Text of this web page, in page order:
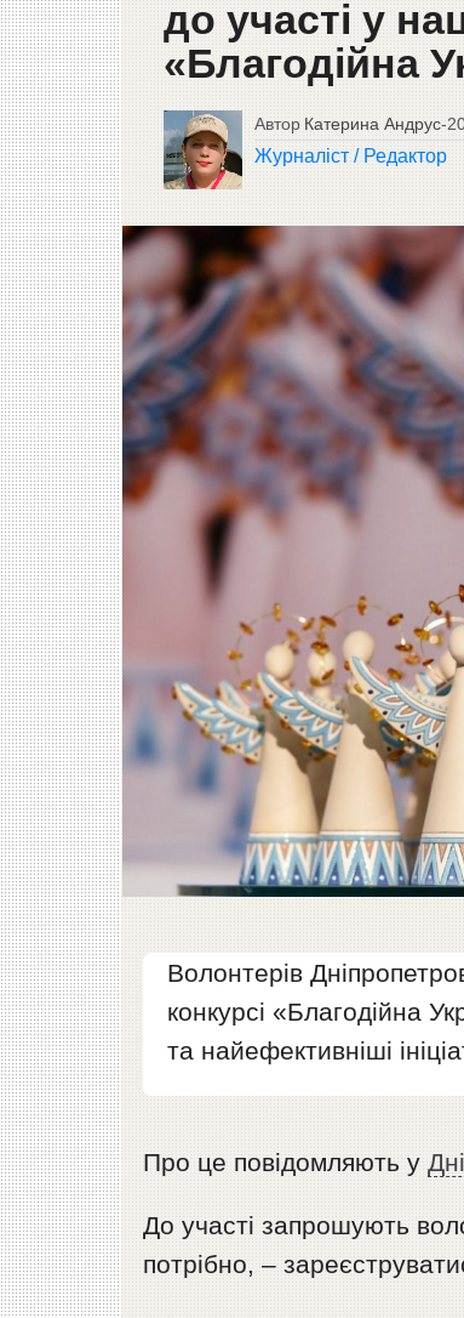
до участі у
«Благодійна
Автор Катерина Андрус-
Журналіст / Редактор
Волонтерів
конкурсі «Благодійна
та найефективніші
Про це повідомляють у
До участі запрошують
потрібно, –